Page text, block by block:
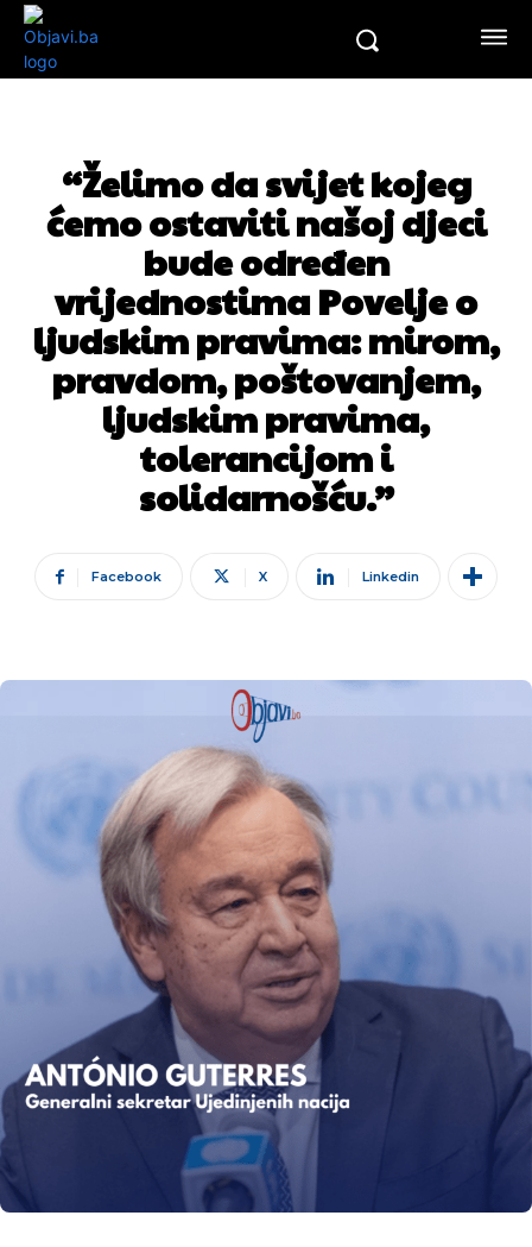
“Želimo da svijet kojeg
ćemo ostaviti našoj djeci
bude određen
vrijednostima Povelje o
ljudskim pravima: mirom,
pravdom, poštovanjem,
ljudskim pravima,
tolerancijom i
solidarnošću.”
Facebook X Linkedin